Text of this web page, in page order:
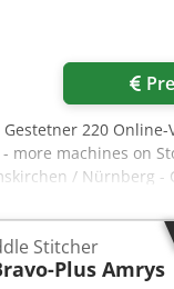
220 Online-
more machines on
/ Nürnberg -
Stitcher
Plus Amrys